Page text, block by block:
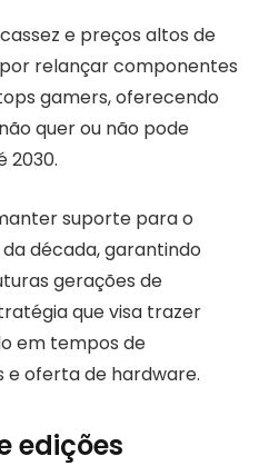
e preços altos de
relançar componentes
gamers, oferecendo
quer ou não pode
2030.
suporte para o
década, garantindo
gerações de
que visa trazer
em tempos de
e oferta de hardware.
edições